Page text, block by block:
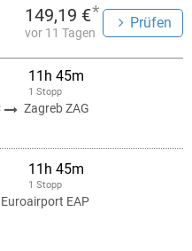
149,19 €*
vor 11 Tagen
Prüfen
11h 45m
1 Stopp
Zagreb ZAG
11h 45m
1 Stopp
Euroairport EAP